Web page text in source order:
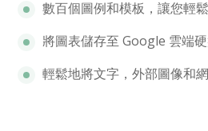
數百個圖例和模板，讓您輕
將圖表儲存至 Google 雲端
輕鬆地將文字，外部圖像和